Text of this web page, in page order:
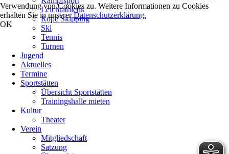
Leichtathletik
Rope Skipping
Ski
Tennis
Turnen
Jugend
Aktuelles
Termine
Sportstätten
Übersicht Sportstätten
Trainingshalle mieten
Kultur
Theater
Verein
Mitgliedschaft
Satzung
Verwendung von Cookies zu. Weitere Informationen zu Cookies
erhalten Sie in unsererDatenschutzerklärung.
OK